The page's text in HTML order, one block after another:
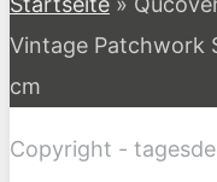
Vintage Patchwork
cm
Copyright -